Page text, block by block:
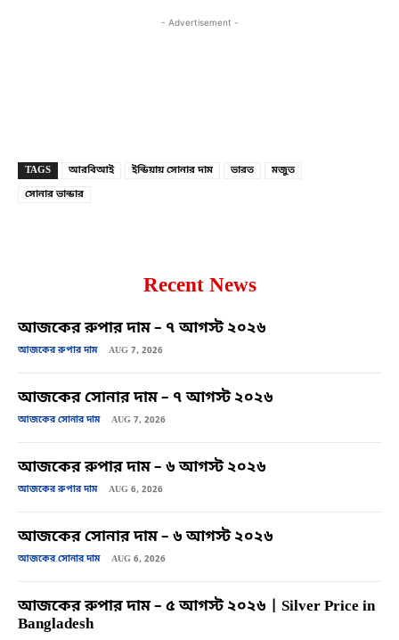
- Advertisement -
TAGS আরবিআই ইন্ডিয়ায় সোনার দাম ভারত
মজুত
সোনার ভান্ডার
Recent News
আজকের রুপার দাম – ৭ আগস্ট ২০২৬
আজকের রুপার দাম AUG 7, 2026
আজকের সোনার দাম – ৭ আগস্ট ২০২৬
আজকের সোনার দাম AUG 7, 2026
আজকের রুপার দাম – ৬ আগস্ট ২০২৬
আজকের রুপার দাম AUG 6, 2026
আজকের সোনার দাম – ৬ আগস্ট ২০২৬
আজকের সোনার দাম AUG 6, 2026
আজকের রুপার দাম – ৫ আগস্ট ২০২৬ | Silver Price in
Bangladesh